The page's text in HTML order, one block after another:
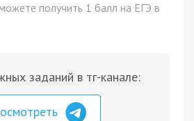
получить 1 балл на ЕГЭ в
заданий в тг-канале: